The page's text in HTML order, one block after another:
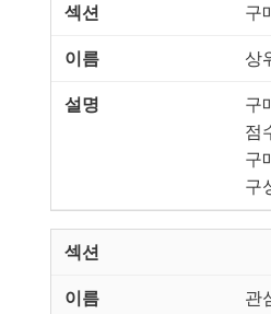
구
상
구
점
구
구
관